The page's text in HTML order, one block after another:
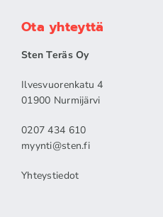
Ota yhteyttä
Sten Teräs Oy
Ilvesvuorenkatu 4
01900 Nurmijärvi
0207 434 610
myynti@sten.fi
Yhteystiedot